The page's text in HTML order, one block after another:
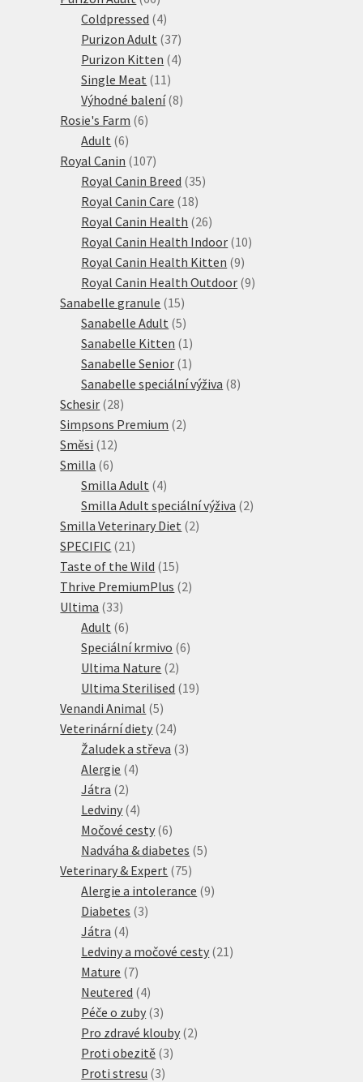
produktů
Coldpressed 44
produkty
Purizon Adult 3737
produktů
Purizon Kitten 44
Single Meat 11 11
produktů
Výhodné balení 88
Rosie's Farm 66
Adult 66
produktů
Royal Canin 107107
produktů
Royal Canin Breed 3535
Royal Canin Care 1818
produktů
Royal Canin Health 2626
produktů
Royal Canin Health Indoor 1010
Royal Canin Health Kitten 99
produktů
Royal Canin Health Outdoor 99
Sanabelle granule 1515
produktů
Sanabelle Adult 55
produktů
Sanabelle Kitten 1 1
produkt
Sanabelle Senior 1 1
produkt
Sanabelle speciální výživa 88
Schesir 2828
produktů
Simpsons Premium 22
Směsi 1212
Smilla 66
produktů
Smilla Adult 44
produkty
Smilla Adult speciální výživa 22
Smilla Veterinary Diet 22
SPECIFIC 21 21
produktů
Taste of the Wild 1515
produktů
Thrive PremiumPlus 22
Ultima 3333
produktů
Adult 66
produktů
Speciální krmivo 66
Ultima Nature 22
produkty
Ultima Sterilised 1919
Venandi Animal 55
produktů
Veterinární diety 2424
produktů
Žaludek a střeva 33
Alergie 44
Játra 22
produkty
Ledviny 44
produkty
Močové cesty 66
produktů
Nadváha & diabetes 55
Veterinary & Expert 7575
produktů
Alergie a intolerance 99
Diabetes 33
Játra 44
produkty
Ledviny a močové cesty 21 21
Mature 77
produktů
Neutered 44
produkty
Péče o zuby 33
produkty
Pro zdravé klouby 22
Proti obezitě 33
Proti stresu 33